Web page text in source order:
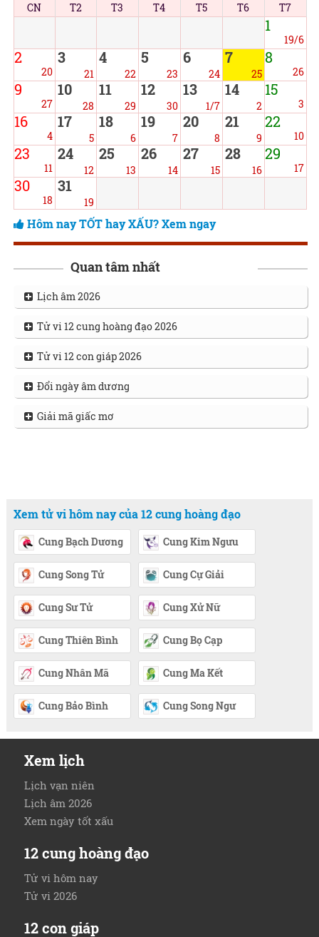
CN T2 T3 T4 T5 T6 T7
1
19/6
2
20
3
21
4
22
5
23
6
24
7
25
8
26
9
27
10
28
11
29
12
30
13
1/7
14
2
15
3
16
4
17
5
18
6
19
7
20
8
21
9
22
10
23
11
24
12
25
13
26
14
27
15
28
16
29
17
30
18
31
19
Hôm nay TỐT hay XẤU? Xem ngay
Quan tâm nhất
Lịch âm 2026
Tử vi 12 cung hoàng đạo 2026
Tử vi 12 con giáp 2026
Đổi ngày âm dương
Giải mã giấc mơ
Xem tử vi hôm nay của 12 cung hoàng đạo
Cung Bạch Dương Cung Kim Ngưu
Cung Song Tử Cung Cự Giải
Cung Sư Tử Cung Xử Nữ
Cung Thiên Bình Cung Bọ Cạp
Cung Nhân Mã Cung Ma Kết
Cung Bảo Bình Cung Song Ngư
Xem lịch
Lịch vạn niên
Lịch âm 2026
Xem ngày tốt xấu
12 cung hoàng đạo
Tử vi hôm nay
Tử vi 2026
12 con giáp